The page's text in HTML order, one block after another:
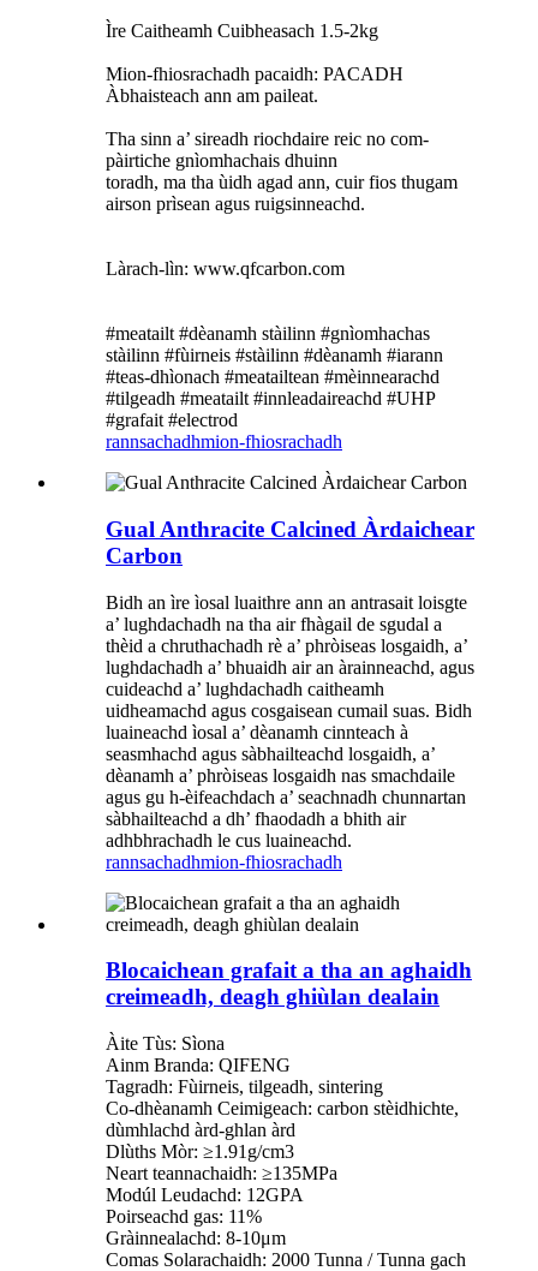
Ìre Caitheamh Cuibheasach 1.5-2kg
Mion-fhiosrachadh pacaidh: PACADH
Àbhaisteach ann am paileat.
Tha sinn a’ sireadh riochdaire reic no com-
pàirtiche gnìomhachais dhuinn
toradh, ma tha ùidh agad ann, cuir fios thugam
airson prìsean agus ruigsinneachd.
Làrach-lìn: www.qfcarbon.com
#meatailt #dèanamh stàilinn #gnìomhachas
stàilinn #fùirneis #stàilinn #dèanamh #iarann ​​
#teas-dhìonach #meatailtean #mèinnearachd
#tilgeadh #meatailt #innleadaireachd #UHP
#grafait #electrod
rannsachadhmion-fhiosrachadh
Gual Anthracite Calcined Àrdaichear
Carbon
Bidh an ìre ìosal luaithre ann an antrasait loisgte
a’ lughdachadh na tha air fhàgail de sgudal a
thèid a chruthachadh rè a’ phròiseas losgaidh, a’
lughdachadh a’ bhuaidh air an àrainneachd, agus
cuideachd a’ lughdachadh caitheamh
uidheamachd agus cosgaisean cumail suas. Bidh
luaineachd ìosal a’ dèanamh cinnteach à
seasmhachd agus sàbhailteachd losgaidh, a’
dèanamh a’ phròiseas losgaidh nas smachdaile
agus gu h-èifeachdach a’ seachnadh chunnartan
sàbhailteachd a dh’ fhaodadh a bhith air
adhbhrachadh le cus luaineachd.
rannsachadhmion-fhiosrachadh
Blocaichean grafait a tha an aghaidh
creimeadh, deagh ghiùlan dealain
Àite Tùs: Sìona
Ainm Branda: QIFENG
Tagradh: Fùirneis, tilgeadh, sintering
Co-dhèanamh Ceimigeach: carbon stèidhichte,
dùmhlachd àrd-ghlan àrd
Dlùths Mòr: ≥1.91g/cm3
Neart teannachaidh: ≥135MPa
Modúl Leudachd: 12GPA
Poirseachd gas: 11%
Gràinnealachd: 8-10μm
Comas Solarachaidh: 2000 Tunna / Tunna gach